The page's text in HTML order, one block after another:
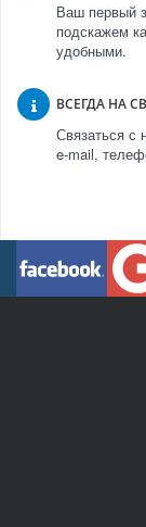
Ваш первый
подскажем
удобными.
ВСЕГДА НА
Связаться
e-mail,